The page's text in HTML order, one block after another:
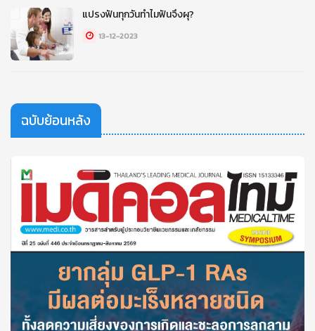
แปรงฟันทุกวันทำไมฟันจึงผุ?
13-12-2023
ฉบับย้อนหลัง